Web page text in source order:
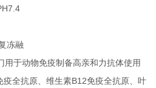
冻融
用于动物免疫制备高亲和力抗体使用
全抗原、维生素B12免疫全抗原、叶